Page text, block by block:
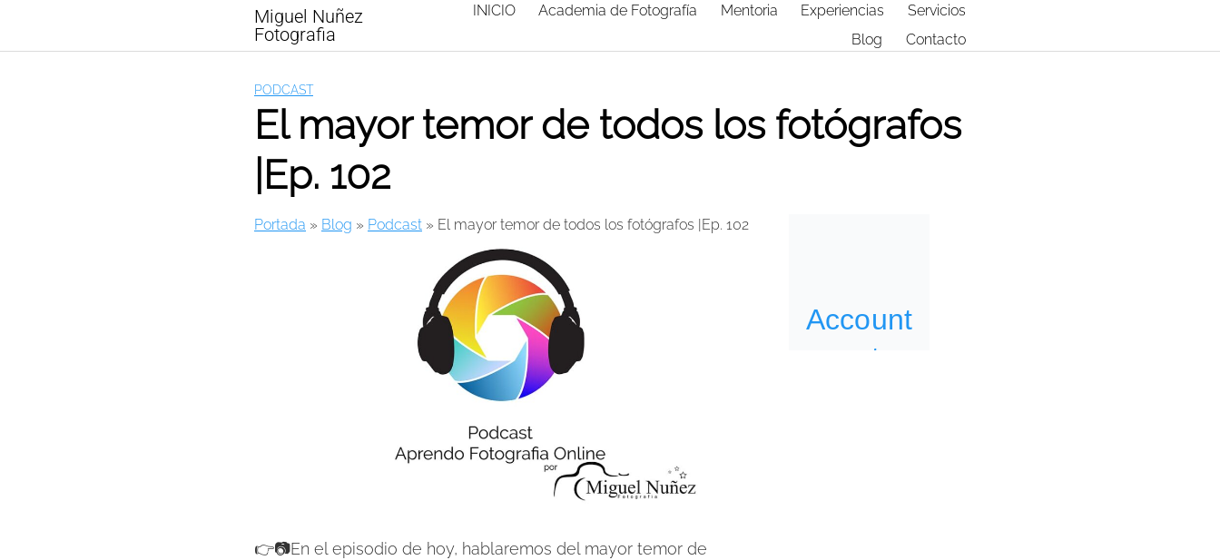
content
Miguel Nuñez
Fotografia
INICIO Academia de Fotografía Mentoria Experiencias
Servicios
Blog
Contacto
PODCAST
El mayor temor de todos los fotógrafos
|Ep. 102
Portada » Blog » Podcast » El mayor temor de todos los fotógrafos |Ep. 102
👉📷En el episodio de hoy, hablaremos del mayor temor de